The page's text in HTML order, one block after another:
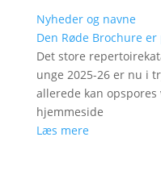
Nyheder og navne
Den Røde Brochure
Det store
unge 2025-26 er nu i
allerede kan
hjemmeside
Læs mere